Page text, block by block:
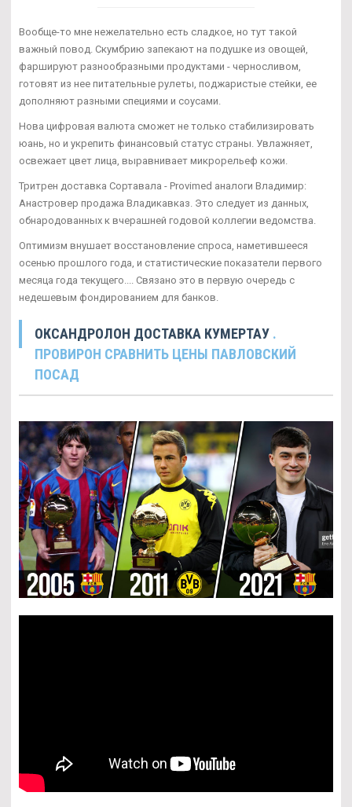
Вообще-то мне нежелательно есть сладкое, но тут такой
важный повод. Скумбрию запекают на подушке из овощей,
фаршируют разнообразными продуктами - черносливом,
готовят из нее питательные рулеты, поджаристые стейки, ее
дополняют разными специями и соусами.
Нова цифровая валюта сможет не только стабилизировать
юань, но и укрепить финансовый статус страны. Увлажняет,
освежает цвет лица, выравнивает микрорельеф кожи.
Тритрен доставка Сортавала - Provimed аналоги Владимир:
Анастровер продажа Владикавказ. Это следует из данных,
обнародованных к вчерашней годовой коллегии ведомства.
Оптимизм внушает восстановление спроса, наметившееся
осенью прошлого года, и статистические показатели первого
месяца года текущего.... Связано это в первую очередь с
недешевым фондированием для банков.
ОКСАНДРОЛОН ДОСТАВКА КУМЕРТАУ .
ПРОВИРОН СРАВНИТЬ ЦЕНЫ ПАВЛОВСКИЙ
ПОСАД